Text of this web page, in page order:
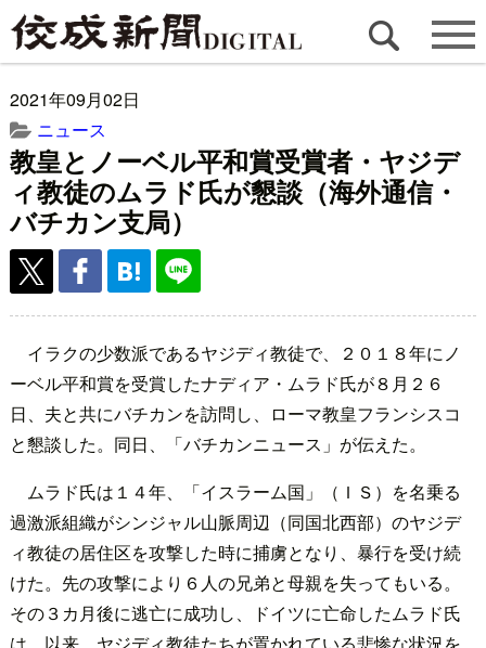
2021年09月02日
ニュース
教皇とノーベル平和賞受賞者・ヤジデ
ィ教徒のムラド氏が懇談（海外通信・
バチカン支局）
イラクの少数派であるヤジディ教徒で、２０１８年にノ
ーベル平和賞を受賞したナディア・ムラド氏が８月２６
日、夫と共にバチカンを訪問し、ローマ教皇フランシスコ
と懇談した。同日、「バチカンニュース」が伝えた。
ムラド氏は１４年、「イスラーム国」（ＩＳ）を名乗る
過激派組織がシンジャル山脈周辺（同国北西部）のヤジデ
ィ教徒の居住区を攻撃した時に捕虜となり、暴行を受け続
けた。先の攻撃により６人の兄弟と母親を失ってもいる。
その３カ月後に逃亡に成功し、ドイツに亡命したムラド氏
は、以来、ヤジディ教徒たちが置かれている悲惨な状況を